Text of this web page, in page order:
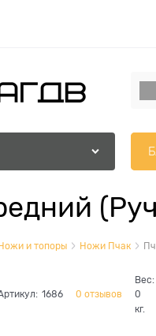
Ножи и топоры Ножи Пчак
1686 0 отзывов
Вес:
0
кг.